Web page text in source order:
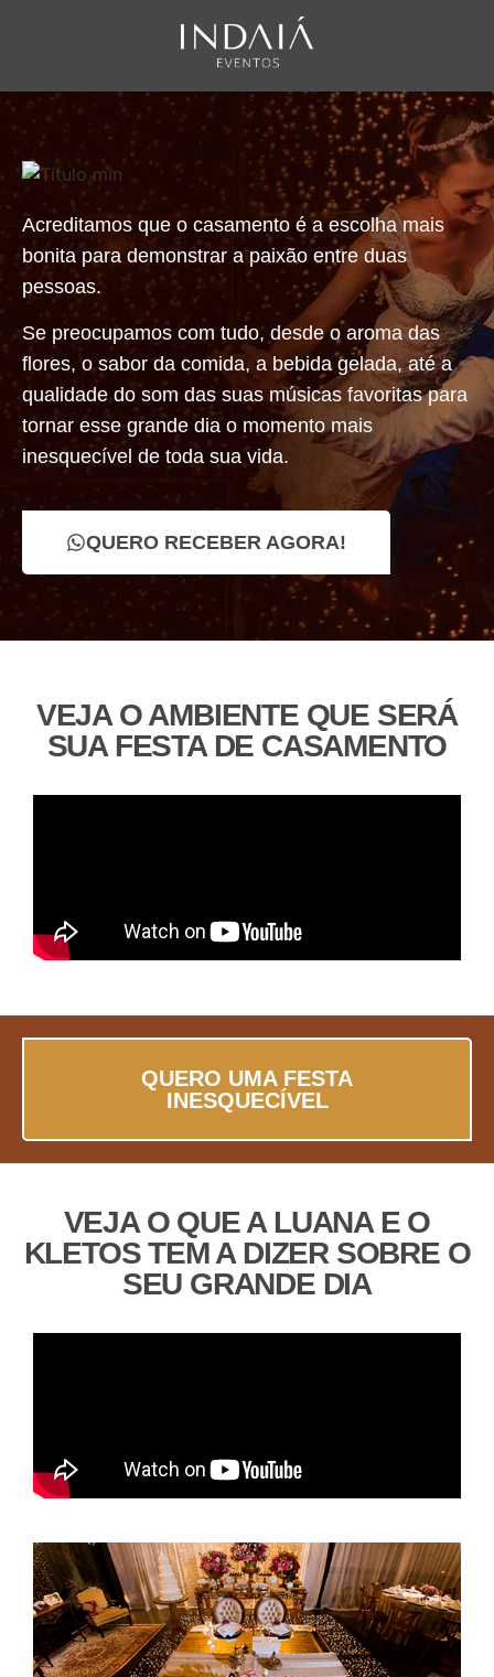
Acreditamos que o casamento é a escolha mais
bonita para demonstrar a paixão entre duas
pessoas.
Se preocupamos com tudo, desde o aroma das
flores, o sabor da comida, a bebida gelada, até a
qualidade do som das suas músicas favoritas para
tornar esse grande dia o momento mais
inesquecível de toda sua vida.
QUERO RECEBER AGORA!
VEJA O AMBIENTE QUE SERÁ
SUA FESTA DE CASAMENTO
QUERO UMA FESTA
INESQUECÍVEL
VEJA O QUE A LUANA E O
KLETOS TEM A DIZER SOBRE O
SEU GRANDE DIA